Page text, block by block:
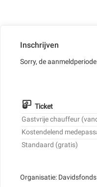
Inschrijven
Sorry, de
Ticket
Gastvrije chauffeur
Kostendelend
Standaard (gratis)
Organisatie: